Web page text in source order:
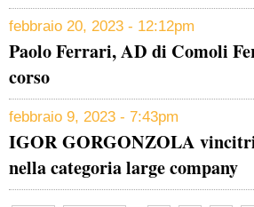
febbraio 20, 2023 - 12:12pm
Paolo Ferrari, AD di Comoli
corso
febbraio 9, 2023 - 7:43pm
IGOR GORGONZOLA
nella categoria large company